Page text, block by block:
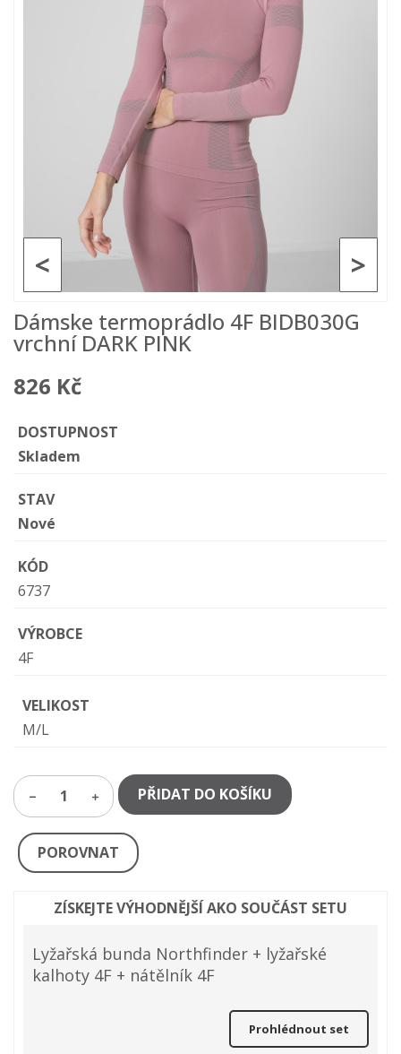
>
<
Dámske termoprádlo 4F BIDB030G
vrchní DARK PINK
826 Kč
DOSTUPNOST
Skladem
STAV
Nové
KÓD
6737
VÝROBCE
4F
VELIKOST
M/L
1 PŘIDAT DO KOŠÍKU
POROVNAT
ZÍSKEJTE VÝHODNĚJŠÍ AKO SOUČÁST SETU
Lyžařská bunda Northfinder + lyžařské
kalhoty 4F + nátělník 4F
Prohlédnout set